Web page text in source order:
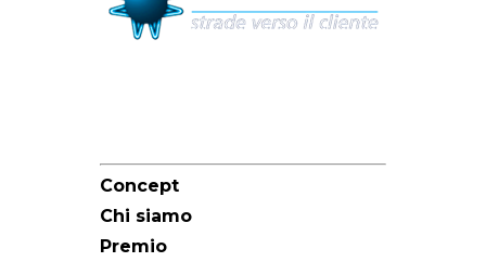
Concept
Chi siamo
Premio